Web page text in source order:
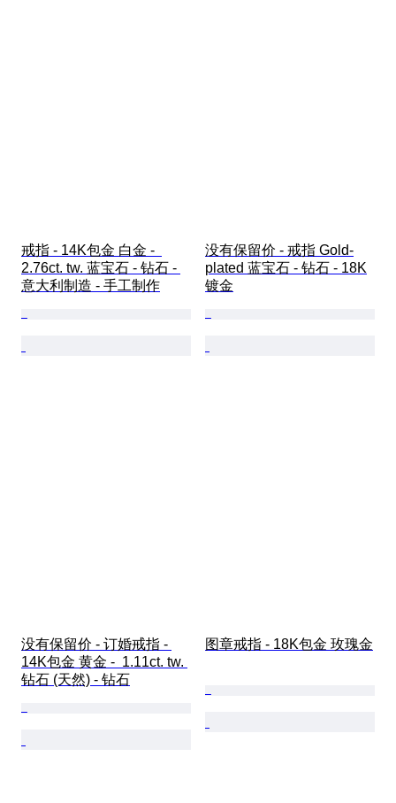
戒指 - 14K包金 白金 -
2.76ct. tw. 蓝宝石 - 钻石 -
意大利制造 - 手工制作
没有保留价 - 戒指 Gold-
plated 蓝宝石 - 钻石 - 18K
镀金
没有保留价 - 订婚戒指 -
14K包金 黄金 -  1.11ct. tw.
钻石 (天然) - 钻石
图章戒指 - 18K包金 玫瑰金